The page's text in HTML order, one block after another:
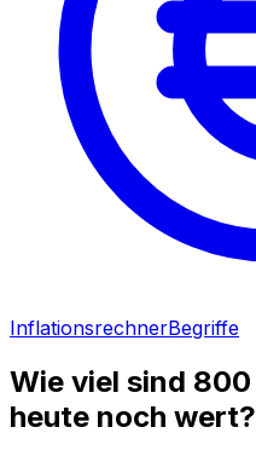
InflationsrechnerBegriffe
Wie viel sind 800
heute noch wert?